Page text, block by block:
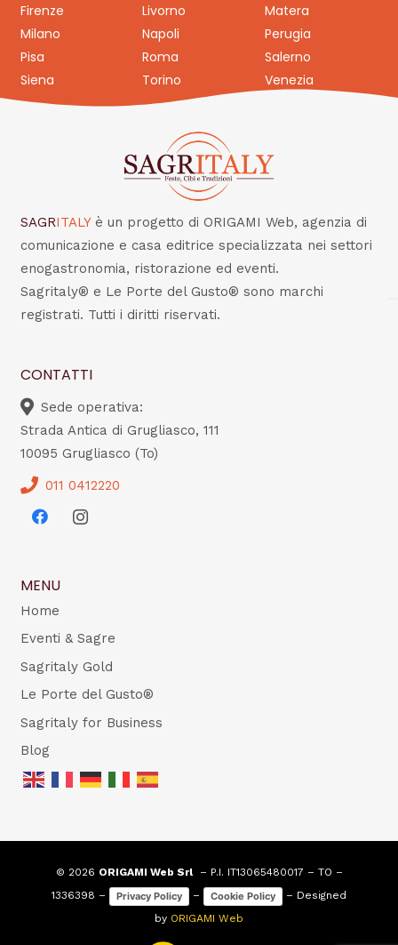
Firenze
Livorno
Matera
Milano
Napoli
Perugia
Pisa
Roma
Salerno
Siena
Torino Venezia
SAGRITALY è un progetto di ORIGAMI Web, agenzia di
comunicazione e casa editrice specializzata nei settori
enogastronomia, ristorazione ed eventi.
Sagritaly® e Le Porte del Gusto® sono marchi
registrati. Tutti i diritti riservati.
CONTATTI
Sede operativa:
Strada Antica di Grugliasco, 111
10095 Grugliasco (To)
011 0412220
MENU
Home
Eventi & Sagre
Sagritaly Gold
Le Porte del Gusto®
Sagritaly for Business
Blog
© 2026 ORIGAMI Web Srl– P.I. IT13065480017 – TO –
1336398 –
Privacy Policy – Cookie Policy
– Designed
by ORIGAMI Web